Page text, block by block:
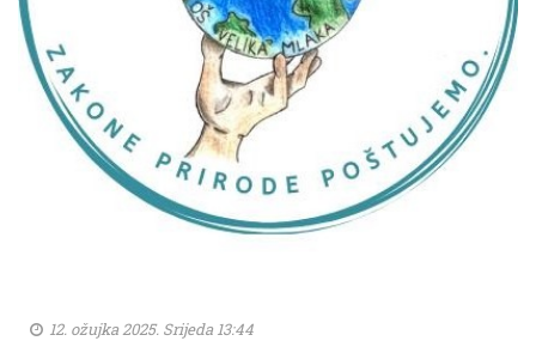
12. ožujka 2025. Srijeda 13:44